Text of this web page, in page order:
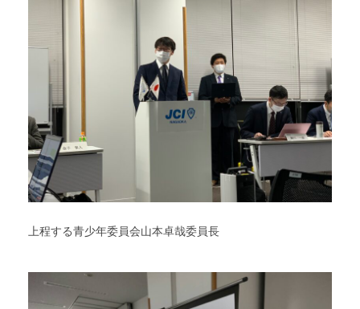
上程する青少年委員会山本卓哉委員長